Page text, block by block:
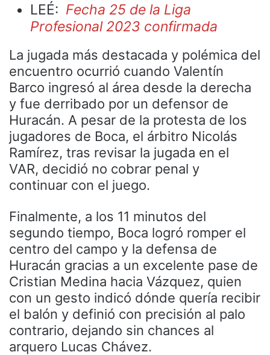
LEÉ: Fecha 25 de la Liga
Profesional 2023 confirmada
La jugada más destacada y polémica del
encuentro ocurrió cuando Valentín
Barco ingresó al área desde la derecha
y fue derribado por un defensor de
Huracán. A pesar de la protesta de los
jugadores de Boca, el árbitro Nicolás
Ramírez, tras revisar la jugada en el
VAR, decidió no cobrar penal y
continuar con el juego.
Finalmente, a los 11 minutos del
segundo tiempo, Boca logró romper el
centro del campo y la defensa de
Huracán gracias a un excelente pase de
Cristian Medina hacia Vázquez, quien
con un gesto indicó dónde quería recibir
el balón y definió con precisión al palo
contrario, dejando sin chances al
arquero Lucas Chávez.